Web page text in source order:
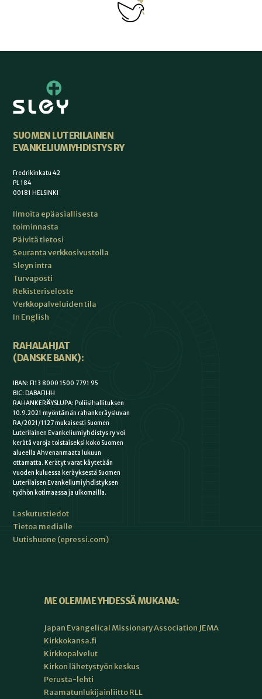
SUOMEN LUTERILAINEN
EVANKELIUMIYHDISTYS RY
Fredrikinkatu 42
PL 184
00181 HELSINKI
Ilmoita epäasiallisesta
toiminnasta
Päivitä tietosi
Seuranta verkkosivustolla
Sleyn intra
Turvaposti
Rekisteriseloste
Verkkopalveluiden tila
In English
RAHALAHJAT
(DANSKE BANK):
IBAN: FI13 8000 1500 7791 95
BIC: DABAFIHH
RAHANKERÄYSLUPA: Poliisihallituksen
10.9.2021 myöntämän rahankeräysluvan
RA/2021/1127 mukaisesti Suomen
Luterilainen Evankeliumiyhdistys ry voi
kerätä varoja toistaiseksi koko Suomen
alueella Ahvenanmaata lukuun
ottamatta. Kerätyt varat käytetään
vuoden kuluessa keräyksestä Suomen
Luterilaisen Evankeliumiyhdistyksen
työhön kotimaassa ja ulkomailla.
Laskutustiedot
Tietoa medialle
Uutishuone (epressi.com)
ME OLEMME YHDESSÄ MUKANA:
Japan Evangelical Missionary Association JEMA
Kirkkokansa.fi
Kirkkopalvelut
Kirkon lähetystyön keskus
Perusta-lehti
Raamatunlukijainliitto RLL